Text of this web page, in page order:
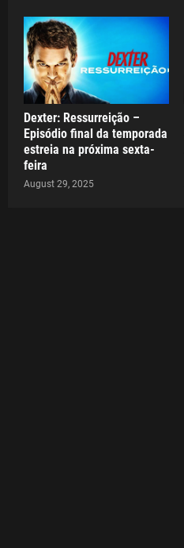
Dexter: Ressurreição –
Episódio final da temporada
estreia na próxima sexta-
feira
August 29, 2025